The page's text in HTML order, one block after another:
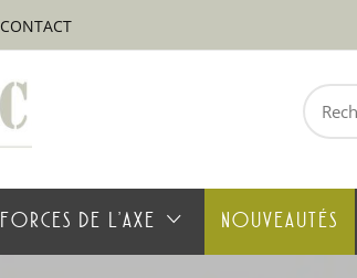
CONTACT
FORCES DE L’AXE NOUVEAUTÉS